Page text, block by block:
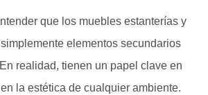
que los muebles estanterías y
elementos secundarios
realidad, tienen un papel clave en
la estética de cualquier ambiente.